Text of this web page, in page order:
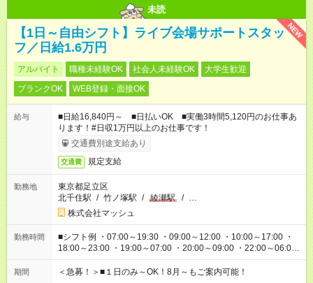
未読
NEW
【1日～自由シフト】ライブ会場サポートスタッ
フ／日給1.6万円
アルバイト 職種未経験OK 社会人未経験OK
大学生歓迎
ブランクOK
WEB登録・面接OK
給与
■日給16,840円～ ■日払いOK ■実働3時間5,120円のお仕事あ
ります！#日収1万円以上のお仕事です！
交通費別途支給あり
交通費 規定支給
勤務地
東京都足立区
北千住駅 / 竹ノ塚駅 / 綾瀬駅 / …
株式会社マッシュ
勤務時間
■シフト例 ・07:00～19:30 ・09:00～12:00 ・10:00～17:00 ・
18:00～23:00 ・19:00～07:00 ・20:00～09:00 ・22:00～06:00
etc ★最短で3時間で5,120円のお仕事から 15時間で2万円近く稼
げるお仕事も！ ご希望のお時間に合わせてご紹介！ ※シフトは
期間 ＜急募！＞■１日のみ～OK！8月～もご案内可能！